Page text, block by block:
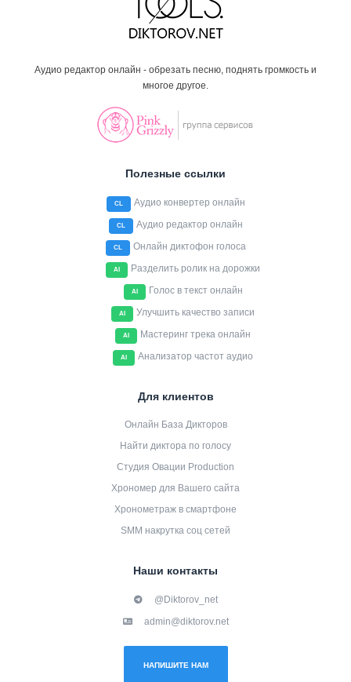
Аудио редактор онлайн - обрезать песню, поднять громкость и
многое другое.
Полезные ссылки
CL Аудио конвертер онлайн
CL Аудио редактор онлайн
CL Онлайн диктофон голоса
AI Разделить ролик на дорожки
AI Голос в текст онлайн
AI Улучшить качество записи
AI Мастеринг трека онлайн
AI Анализатор частот аудио
Для клиентов
Онлайн База Дикторов
Найти диктора по голосу
Студия Овации Production
Хрономер для Вашего сайта
Хронометраж в смартфоне
SMM накрутка соц сетей
Наши контакты
@Diktorov_net
admin@diktorov.net
НАПИШИТЕ НАМ